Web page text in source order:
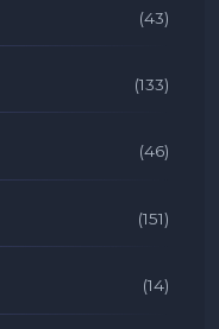
(43)
(133)
(46)
(151)
(14)